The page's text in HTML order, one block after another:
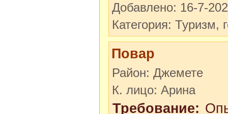
Добавлено: 16-7-
Категория: Туризм,
Повар
Район: Джемете
К. лицо: Арина
Требование: